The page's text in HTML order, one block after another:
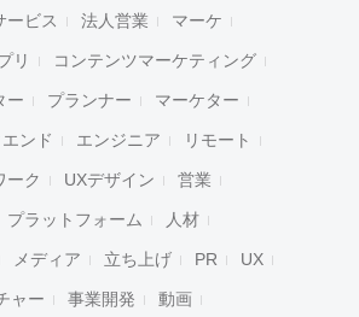
ービス 法人営業 マーケ
リ コンテンツマーケティング
ー プランナー マーケター
ンド エンジニア リモート
ーク UXデザイン 営業
プラットフォーム 人材
メディア 立ち上げ PR UX
ャー 事業開発 動画